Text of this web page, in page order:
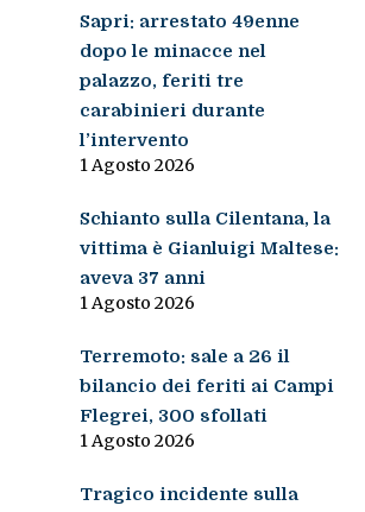
Sapri: arrestato 49enne
dopo le minacce nel
palazzo, feriti tre
carabinieri durante
l’intervento
1 Agosto 2026
Schianto sulla Cilentana, la
vittima è Gianluigi Maltese:
aveva 37 anni
1 Agosto 2026
Terremoto: sale a 26 il
bilancio dei feriti ai Campi
Flegrei, 300 sfollati
1 Agosto 2026
Tragico incidente sulla